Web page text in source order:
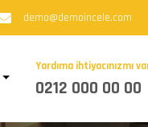
demo@demoincele.com
Yardıma ihtiyacınızmı
0212 000 00 00